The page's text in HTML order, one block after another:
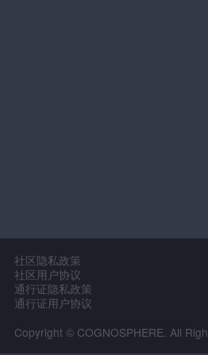
社区隐私政策
社区用户协议
通行证隐私政策
通行证用户协议
Copyright © COGNOSPHERE. All